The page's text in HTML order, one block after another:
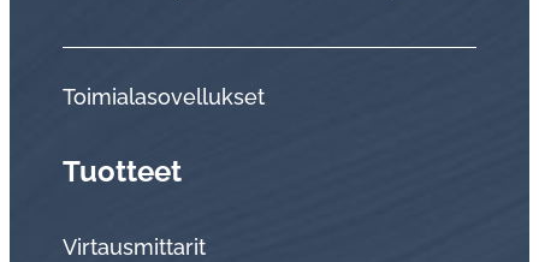
Toi­mia­la­so­vel­luk­set
Tuotteet
Virtausmittarit